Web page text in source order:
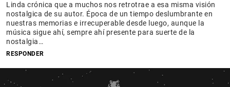
Linda crónica que a muchos nos retrotrae a esa misma visión
nostalgica de su autor. Época de un tiempo deslumbrante en
nuestras memorias e irrecuperable desde luego, aunque la
música sigue ahí, sempre ahí presente para suerte de la
nostalgia…
RESPONDER